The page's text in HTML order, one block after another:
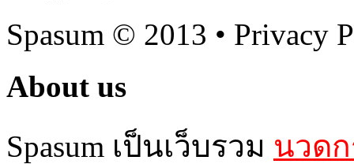
Spasum © 2013 • Privacy
About us
Spasum เป็นเว็บรวม นวด